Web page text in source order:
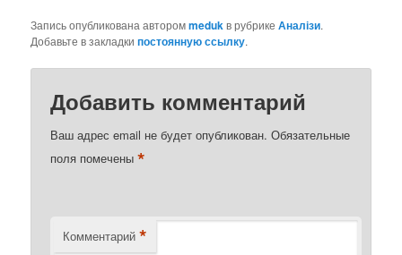
Запись опубликована авторомmedukв рубрикеАналізи.
Добавьте в закладкипостоянную ссылку.
Добавить комментарий
Ваш адрес email не будет опубликован. Обязательные
поля помечены*
Комментарий *